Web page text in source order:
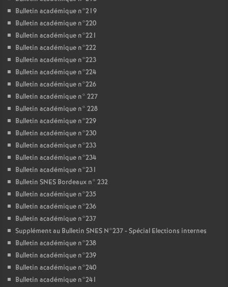
Bulletin académique n°219
Bulletin académique n°220
Bulletin académique n°221
Bulletin académique n°222
Bulletin académique n°223
Bulletin académique n°224
Bulletin académique n°226
Bulletin académique n° 227
Bulletin académique n° 228
Bulletin académique n°229
Bulletin académique n°230
Bulletin académique n°233
Bulletin académique n°234
Bulletin académique n°231
Bulletin SNES Bordeaux n° 232
Bulletin académique n°235
Bulletin académique n°236
Bulletin académique n°237
Supplément au Bulletin SNES N°237 - Spécial Elections internes
Bulletin académique n°238
Bulletin académique n°239
Bulletin académique n°240
Bulletin académique n°241